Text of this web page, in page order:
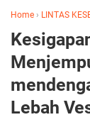
Home › LINTAS
Lebah